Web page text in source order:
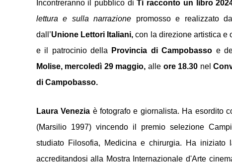
Incontreranno il pubblico di Ti racconto un libro
lettura e sulla narrazione promosso e realizzato
dall’Unione Lettori Italiani, con la direzione artistica e
e il patrocinio della Provincia di Campobasso e
Molise, mercoledì 29 maggio, alle ore 18.30 nel
di Campobasso.
Laura Venezia è fotografo e giornalista. Ha esordito
(Marsilio 1997) vincendo il premio selezione
studiato Filosofia, Medicina e chirurgia. Ha iniziato
accreditandosi alla Mostra Internazionale d'Arte